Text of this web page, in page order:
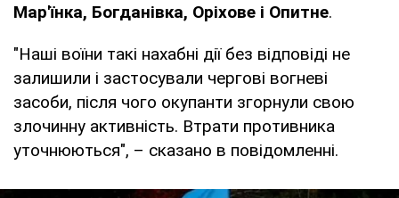
Мар'їнка, Богданівка, Оріхове і Опитне.
"Наші воїни такі нахабні дії без відповіді не
залишили і застосували чергові вогневі
засоби, після чого окупанти згорнули свою
злочинну активність. Втрати противника
уточнюються", – сказано в повідомленні.